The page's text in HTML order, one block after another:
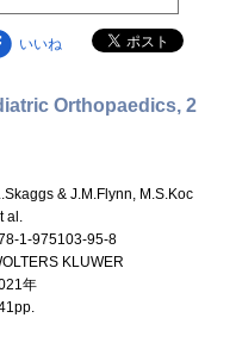
いいね
Orthopaedics, 2
& J.M.Flynn, M.S.Koc
al.
1-975103-95-8
KLUWER
年